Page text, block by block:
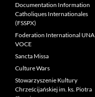
Documentation Information
Catholiques Internationales
(FSSPX)
Foderation International UNA
VOCE
Sancta Missa
Culture Wars
Stowarzyszenie Kultury
Chrześcijańskiej im. ks. Piotra